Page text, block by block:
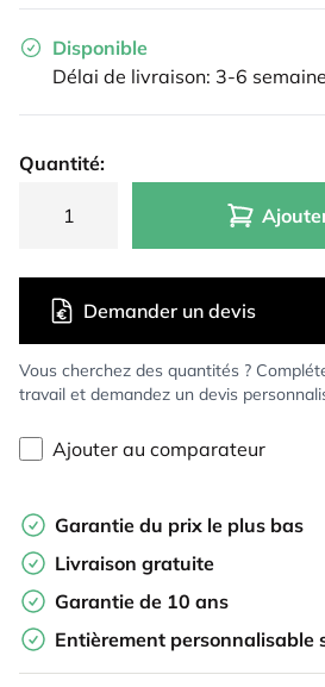
Disponible
Délai de livraison: 3-6
Quantité:
Vous cherchez des quantités ?
travail et demandez un devis
Demander un devis
Ajouter au comparateur
Garantie du prix le plus bas
Livraison gratuite
Garantie de 10 ans
Entièrement personnalisable